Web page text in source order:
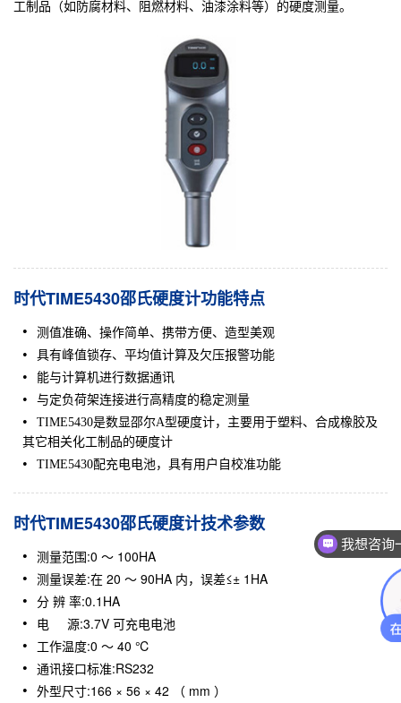
工制品（如防腐材料、阻燃材料、油漆涂料等）的硬度测量。
时代TIME5430邵氏硬度计功能特点
测值准确、操作简单、携带方便、造型美观
具有峰值锁存、平均值计算及欠压报警功能
能与计算机进行数据通讯
与定负荷架连接进行高精度的稳定测量
TIME5430是数显邵尔A型硬度计，主要用于塑料、合成橡胶及
其它相关化工制品的硬度计
TIME5430配充电电池，具有用户自校准功能
时代TIME5430邵氏硬度计技术参数
测量范围:0 ～ 100HA
测量误差:在 20 ～ 90HA 内，误差≤± 1HA
分 辨 率:0.1HA
电 源:3.7V 可充电电池
工作温度:0 ～ 40 ℃
通讯接口标准:RS232
外型尺寸:166 × 56 × 42 （ mm ）
我想咨询